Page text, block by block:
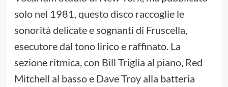
solo nel 1981, questo disco raccoglie le
sonorità delicate e sognanti di Fruscella,
esecutore dal tono lirico e raffinato. La
sezione ritmica, con Bill Triglia al piano, Red
Mitchell al basso e Dave Troy alla batteria